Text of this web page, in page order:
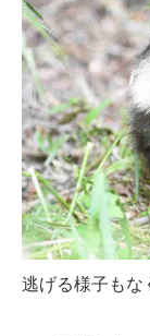
逃げる様子もな